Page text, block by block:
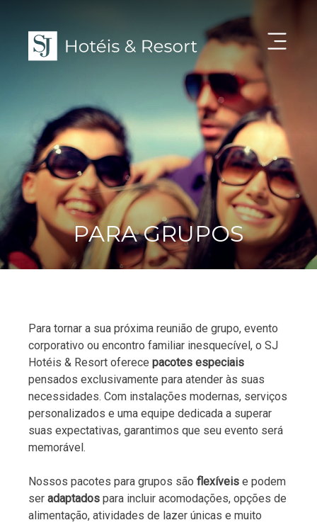
PARA GRUPOS
Para tornar a sua próxima reunião de grupo, evento
corporativo ou encontro familiar inesquecível, o SJ
Hotéis & Resort oferece pacotes especiais
pensados exclusivamente para atender às suas
necessidades. Com instalações modernas, serviços
personalizados e uma equipe dedicada a superar
suas expectativas, garantimos que seu evento será
memorável.
Nossos pacotes para grupos são flexíveis e podem
ser adaptados para incluir acomodações, opções de
alimentação, atividades de lazer únicas e muito